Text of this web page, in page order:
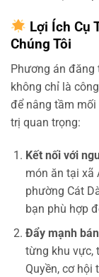
Lợi Ích Cụ
Chúng Tôi
Phương án đăng
không chỉ là
để nâng tầm
trị quan trọng:
Kết nối với
món ăn tại xã
phường Cát
bạn phù hợp
Đẩy mạnh
từng khu vực,
Quyền, cơ hội